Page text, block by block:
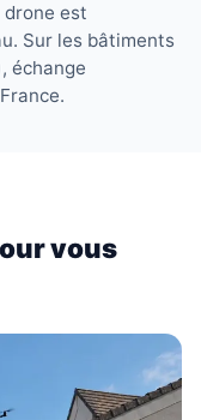
drone est
Sur les bâtiments
échange
vous